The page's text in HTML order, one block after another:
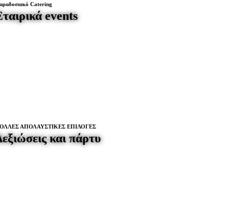
Catering
events
ΑΠΟΛΑΥΣΤΙΚΕΣ ΕΠΙΛΟΓΕΣ
και πάρτυ